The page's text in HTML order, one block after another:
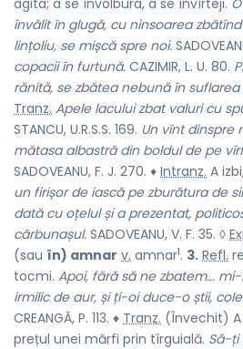
agita; a se învolbura, a se învîrteji.
învălit în glugă, cu ninsoarea
lințoliu, se mișcă spre noi.
copacii în furtună. CAZIMIR, L. U. 80.
rănită, se zbătea nebună în suflarea
Tranz. Apele lacului zbat valuri cu
STANCU, U.R.S.S. 169. Un vînt dinspre
mătasa albastră din boldul de pe
SADOVEANU, F. J. 270. ♦ Intranz. A
un firișor de iască pe zburătura de
dată cu oțelul și a prezentat,
cărbunașul. SADOVEANU, V. F. 35. ◊
(sau în) amnar v. amnar1. 3. Refl.
tocmi. Apoi, fără să ne zbatem...
irmilic de aur, și ți-oi duce-o știi,
CREANGĂ, P. 113. ♦ Tranz. (Învechit)
prețul unei mărfi prin tîrguială. Să-ți